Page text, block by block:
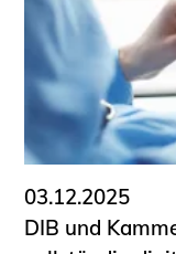
03.12.2025
DIB und